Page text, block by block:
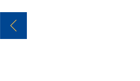
Navigation